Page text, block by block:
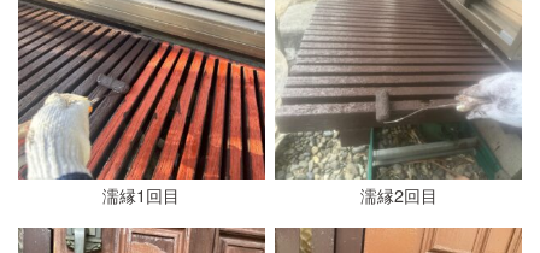
濡縁1回目 濡縁2回目